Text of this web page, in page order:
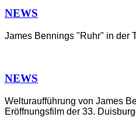
NEWS
James Bennings "Ruhr" in der
NEWS
Welturaufführung von James
Eröffnungsfilm der 33.